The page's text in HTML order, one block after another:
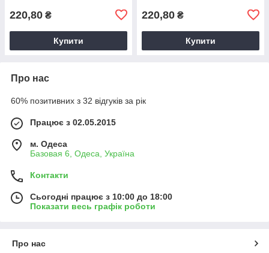
220,80 ₴
Купити
220,80 ₴
Купити
Про нас
60% позитивних з 32 відгуків за рік
Працює з 02.05.2015
м. Одеса
Базовая 6, Одеса, Україна
Контакти
Сьогодні працює з 10:00 до 18:00
Показати весь графік роботи
Про нас